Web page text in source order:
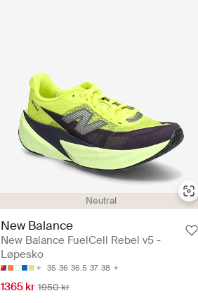
Neutral
New Balance
New Balance FuelCell Rebel v5 -
Løpesko
35 36 36.5 37 38
1365 kr 1950 kr